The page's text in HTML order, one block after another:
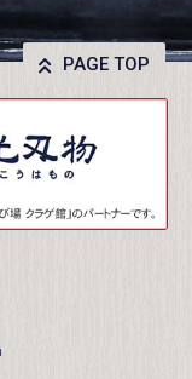
PAGE TOP